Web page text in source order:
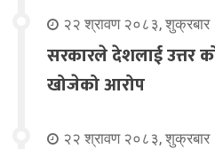
२२ श्रावण २०८३, शुक्रबार
सरकारले देशलाई उत्तर
खोजेको आरोप
२२ श्रावण २०८३, शुक्रबार